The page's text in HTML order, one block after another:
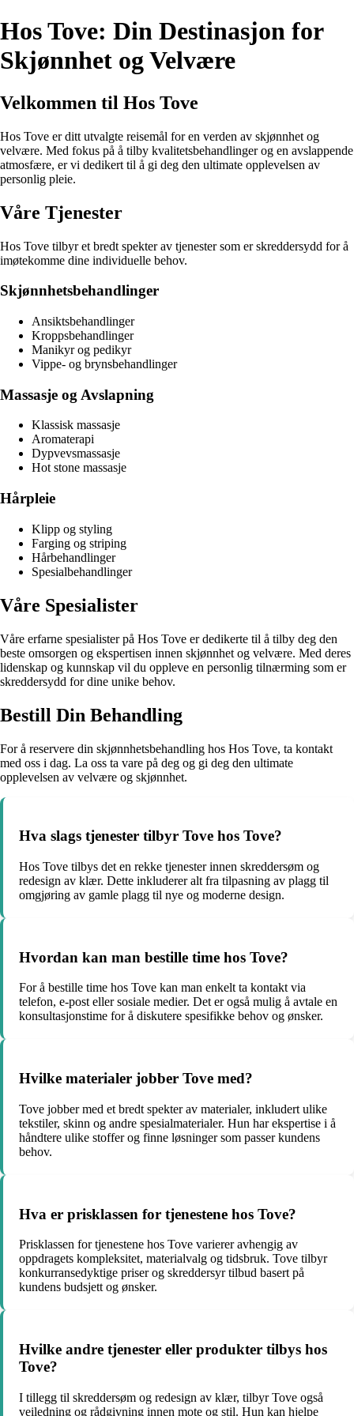
Hos Tove: Din Destinasjon for
Skjønnhet og Velvære
Velkommen til Hos Tove
Hos Tove er ditt utvalgte reisemål for en verden av skjønnhet og
velvære. Med fokus på å tilby kvalitetsbehandlinger og en avslappende
atmosfære, er vi dedikert til å gi deg den ultimate opplevelsen av
personlig pleie.
Våre Tjenester
Hos Tove tilbyr et bredt spekter av tjenester som er skreddersydd for å
imøtekomme dine individuelle behov.
Skjønnhetsbehandlinger
Ansiktsbehandlinger
Kroppsbehandlinger
Manikyr og pedikyr
Vippe- og brynsbehandlinger
Massasje og Avslapning
Klassisk massasje
Aromaterapi
Dypvevsmassasje
Hot stone massasje
Hårpleie
Klipp og styling
Farging og striping
Hårbehandlinger
Spesialbehandlinger
Våre Spesialister
Våre erfarne spesialister på Hos Tove er dedikerte til å tilby deg den
beste omsorgen og ekspertisen innen skjønnhet og velvære. Med deres
lidenskap og kunnskap vil du oppleve en personlig tilnærming som er
skreddersydd for dine unike behov.
Bestill Din Behandling
For å reservere din skjønnhetsbehandling hos Hos Tove, ta kontakt
med oss i dag. La oss ta vare på deg og gi deg den ultimate
opplevelsen av velvære og skjønnhet.
Hva slags tjenester tilbyr Tove hos Tove?
Hos Tove tilbys det en rekke tjenester innen skreddersøm og
redesign av klær. Dette inkluderer alt fra tilpasning av plagg til
omgjøring av gamle plagg til nye og moderne design.
Hvordan kan man bestille time hos Tove?
For å bestille time hos Tove kan man enkelt ta kontakt via
telefon, e-post eller sosiale medier. Det er også mulig å avtale en
konsultasjonstime for å diskutere spesifikke behov og ønsker.
Hvilke materialer jobber Tove med?
Tove jobber med et bredt spekter av materialer, inkludert ulike
tekstiler, skinn og andre spesialmaterialer. Hun har ekspertise i å
håndtere ulike stoffer og finne løsninger som passer kundens
behov.
Hva er prisklassen for tjenestene hos Tove?
Prisklassen for tjenestene hos Tove varierer avhengig av
oppdragets kompleksitet, materialvalg og tidsbruk. Tove tilbyr
konkurransedyktige priser og skreddersyr tilbud basert på
kundens budsjett og ønsker.
Hvilke andre tjenester eller produkter tilbys hos
Tove?
I tillegg til skreddersøm og redesign av klær, tilbyr Tove også
veiledning og rådgivning innen mote og stil. Hun kan hjelpe